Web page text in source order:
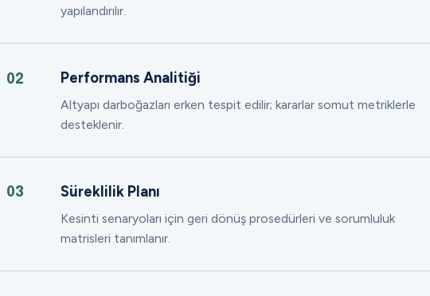
yapılandırılır.
02 Performans Analitiği
Altyapı darboğazları erken tespit edilir; kararlar somut metriklerle
desteklenir.
03 Süreklilik Planı
Kesinti senaryoları için geri dönüş prosedürleri ve sorumluluk
matrisleri tanımlanır.